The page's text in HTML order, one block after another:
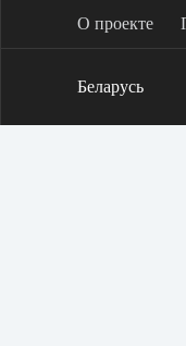
О проекте
Беларусь